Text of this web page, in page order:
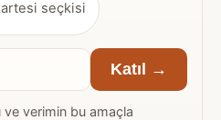
seçkisi
Katıl →
verimin bu amaçla